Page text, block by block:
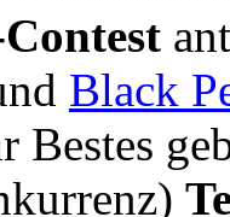
Black
Bestes